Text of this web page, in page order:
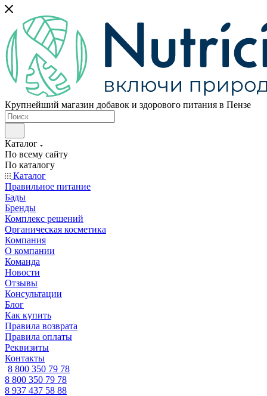
Крупнейший магазин добавок и здорового питания в Пензе
Каталог
По всему сайту
По каталогу
Каталог
Правильное питание
Бады
Бренды
Комплекс решений
Органическая косметика
Компания
О компании
Команда
Новости
Отзывы
Консультации
Блог
Как купить
Правила возврата
Правила оплаты
Реквизиты
Контакты
8 800 350 79 78
8 800 350 79 78
8 937 437 58 88